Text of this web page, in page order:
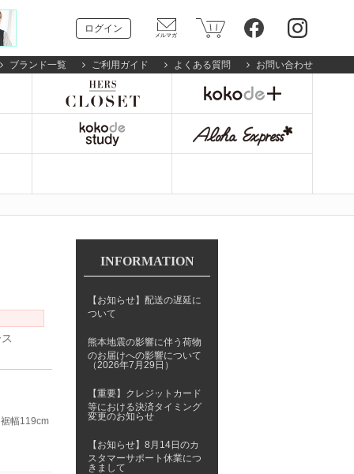
ログイン
ブランド一覧 ご利用ガイド よくある質問 お問い合わせ
幅119cm
INFORMATION
【お知らせ】配送の遅延に
ついて
熊本地震の影響に伴う荷物
のお届けへの影響について
（2026年7月29日）
【重要】クレジットカード
等における決済タイミング
変更のお知らせ
【お知らせ】8月14日のカ
スタマーサポート休業につ
きまして